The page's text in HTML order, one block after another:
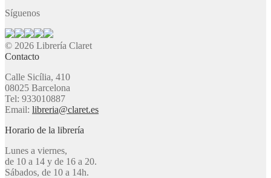
Síguenos
© 2026 Librería Claret
Contacto
Calle Sicília, 410
08025 Barcelona
Tel: 933010887
Email: libreria@claret.es
Horario de la librería
Lunes a viernes,
de 10 a 14 y de 16 a 20.
Sábados, de 10 a 14h.